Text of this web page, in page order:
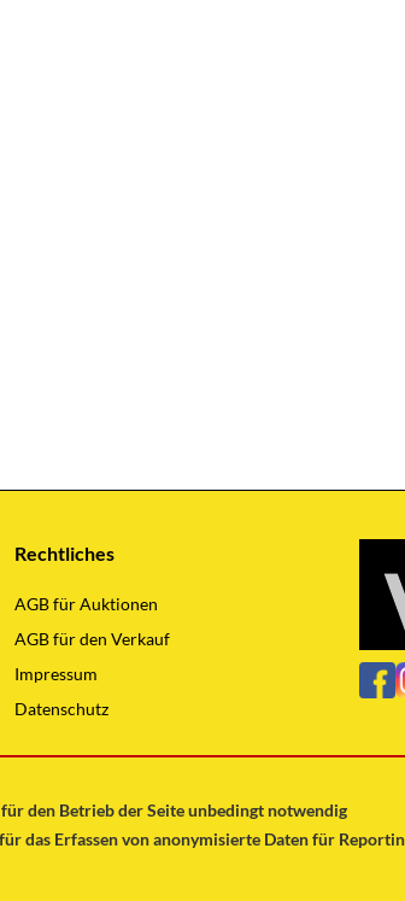
Rechtliches
AGB für Auktionen
AGB für den Verkauf
Impressum
Datenschutz
den Betrieb der Seite unbedingt notwendig
das Erfassen von anonymisierte Daten für